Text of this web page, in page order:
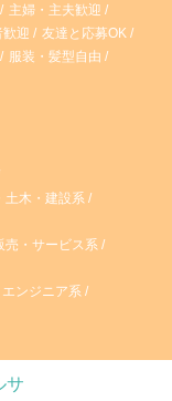
主婦・主夫歓迎
迎
友達と応募OK
服装・髪型自由
土木・建設系
売・サービス系
エンジニア系
サ